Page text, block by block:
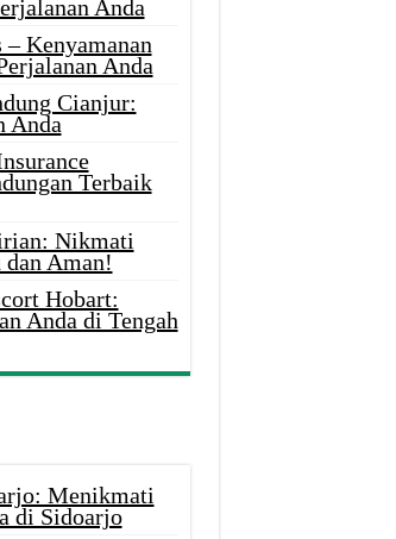
Anda
– Kenyamanan
Anda
Cianjur:
Anda
Terbaik
Nikmati
dan Aman!
Hobart:
Anda di Tengah
Menikmati
di Sidoarjo